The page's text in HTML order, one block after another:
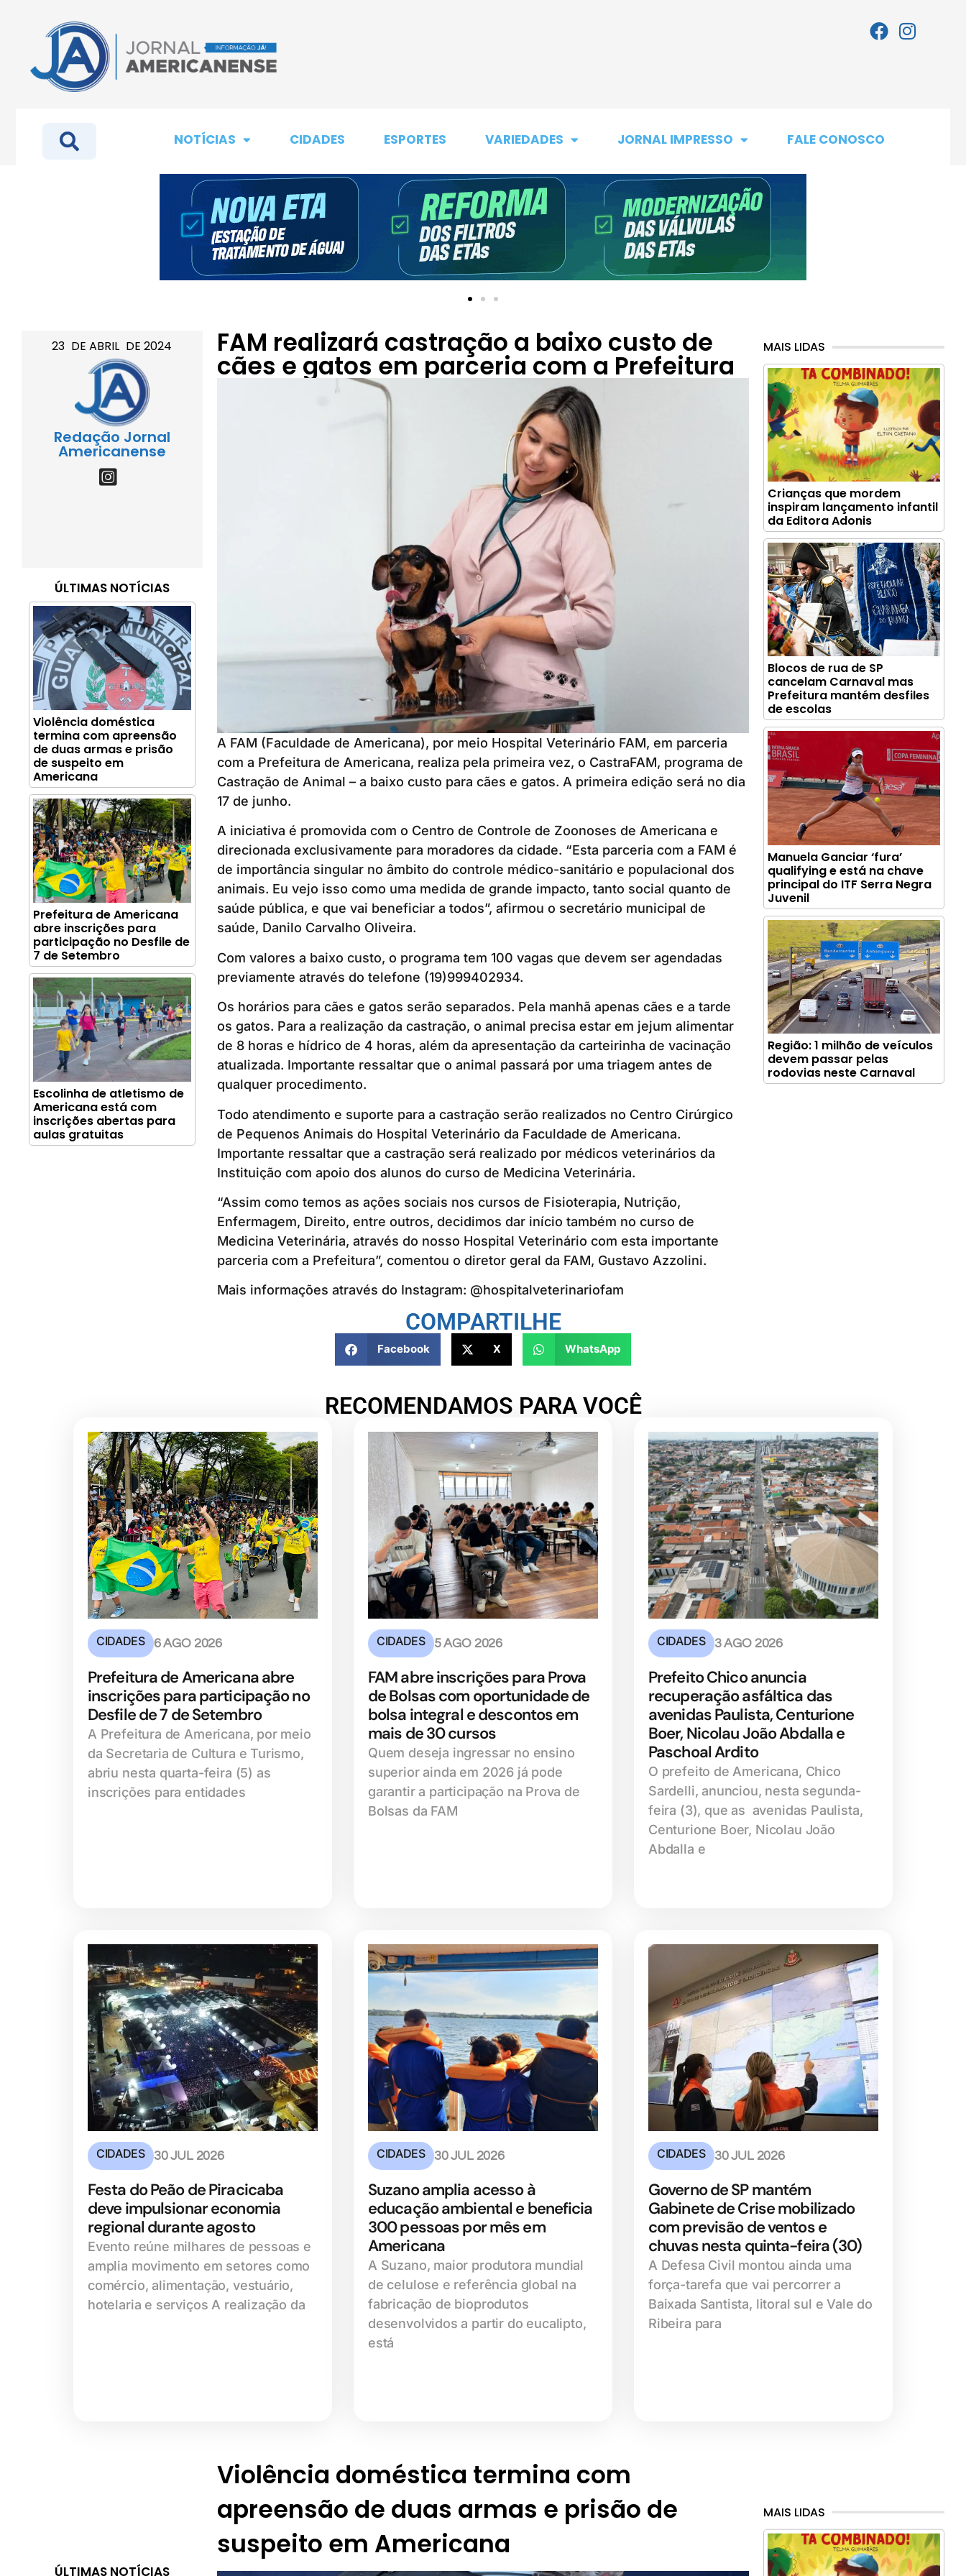
NOTÍCIAS CIDADES ESPORTES VARIEDADES JORNAL IMPRESSO FALE CONOSCO
23 DEABRIL DE2024
Redação Jornal
Americanense
ÚLTIMAS NOTÍCIAS
Violência doméstica
termina com apreensão
de duas armas e prisão
de suspeito em
Americana
Prefeitura de Americana
abre inscrições para
participação no Desfile de
7 de Setembro
Escolinha de atletismo de
Americana está com
inscrições abertas para
aulas gratuitas
FAM realizará castração a baixo custo de
cães e gatos em parceria com a Prefeitura
A FAM (Faculdade de Americana), por meio Hospital Veterinário FAM, em parceria
com a Prefeitura de Americana, realiza pela primeira vez, o CastraFAM, programa de
Castração de Animal – a baixo custo para cães e gatos. A primeira edição será no dia
17 de junho.
A iniciativa é promovida com o Centro de Controle de Zoonoses de Americana e
direcionada exclusivamente para moradores da cidade. “Esta parceria com a FAM é
de importância singular no âmbito do controle médico-sanitário e populacional dos
animais. Eu vejo isso como uma medida de grande impacto, tanto social quanto de
saúde pública, e que vai beneficiar a todos”, afirmou o secretário municipal de
saúde, Danilo Carvalho Oliveira.
Com valores a baixo custo, o programa tem 100 vagas que devem ser agendadas
previamente através do telefone (19)999402934.
Os horários para cães e gatos serão separados. Pela manhã apenas cães e a tarde
os gatos. Para a realização da castração, o animal precisa estar em jejum alimentar
de 8 horas e hídrico de 4 horas, além da apresentação da carteirinha de vacinação
atualizada. Importante ressaltar que o animal passará por uma triagem antes de
qualquer procedimento.
Todo atendimento e suporte para a castração serão realizados no Centro Cirúrgico
de Pequenos Animais do Hospital Veterinário da Faculdade de Americana.
Importante ressaltar que a castração será realizado por médicos veterinários da
Instituição com apoio dos alunos do curso de Medicina Veterinária.
“Assim como temos as ações sociais nos cursos de Fisioterapia, Nutrição,
Enfermagem, Direito, entre outros, decidimos dar início também no curso de
Medicina Veterinária, através do nosso Hospital Veterinário com esta importante
parceria com a Prefeitura”, comentou o diretor geral da FAM, Gustavo Azzolini.
Mais informações através do Instagram: @hospitalveterinariofam
COMPARTILHE
Facebook X WhatsApp
MAIS LIDAS
Crianças que mordem
inspiram lançamento infantil
da Editora Adonis
Blocos de rua de SP
cancelam Carnaval mas
Prefeitura mantém desfiles
de escolas
Manuela Ganciar ‘fura’
qualifying e está na chave
principal do ITF Serra Negra
Juvenil
Região: 1 milhão de veículos
devem passar pelas
rodovias neste Carnaval
RECOMENDAMOS PARA VOCÊ
CIDADES 6 AGO 2026
Prefeitura de Americana abre
inscrições para participação no
Desfile de 7 de Setembro
A Prefeitura de Americana, por meio
da Secretaria de Cultura e Turismo,
abriu nesta quarta-feira (5) as
inscrições para entidades
CIDADES 5 AGO 2026
FAM abre inscrições para Prova
de Bolsas com oportunidade de
bolsa integral e descontos em
mais de 30 cursos
Quem deseja ingressar no ensino
superior ainda em 2026 já pode
garantir a participação na Prova de
Bolsas da FAM
CIDADES 3 AGO 2026
Prefeito Chico anuncia
recuperação asfáltica das
avenidas Paulista, Centurione
Boer, Nicolau João Abdalla e
Paschoal Ardito
O prefeito de Americana, Chico
Sardelli, anunciou, nesta segunda-
feira (3), que as avenidas Paulista,
Centurione Boer, Nicolau João
Abdalla e
CIDADES 30 JUL 2026
Festa do Peão de Piracicaba
deve impulsionar economia
regional durante agosto
Evento reúne milhares de pessoas e
amplia movimento em setores como
comércio, alimentação, vestuário,
hotelaria e serviços A realização da
CIDADES 30 JUL 2026
Suzano amplia acesso à
educação ambiental e beneficia
300 pessoas por mês em
Americana
A Suzano, maior produtora mundial
de celulose e referência global na
fabricação de bioprodutos
desenvolvidos a partir do eucalipto,
está
CIDADES 30 JUL 2026
Governo de SP mantém
Gabinete de Crise mobilizado
com previsão de ventos e
chuvas nesta quinta-feira (30)
A Defesa Civil montou ainda uma
força-tarefa que vai percorrer a
Baixada Santista, litoral sul e Vale do
Ribeira para
ÚLTIMAS NOTÍCIAS
Violência doméstica termina com
apreensão de duas armas e prisão de
suspeito em Americana
MAIS LIDAS